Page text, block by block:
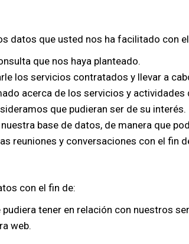
datos que usted nos ha facilitado con
que nos haya planteado.
los servicios contratados y llevar a
acerca de los servicios y actividades
que pudieran ser de su interés.
base de datos, de manera que
reuniones y conversaciones con el fin
con el fin de:
tener en relación con nuestros
web.